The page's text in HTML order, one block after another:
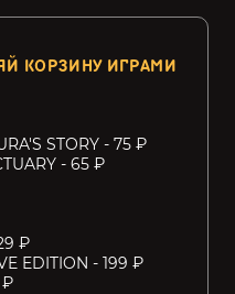
КОРЗИНУ ИГРАМИ
STORY - 75 ₽
- 65 ₽
₽
EDITION - 199 ₽
₽